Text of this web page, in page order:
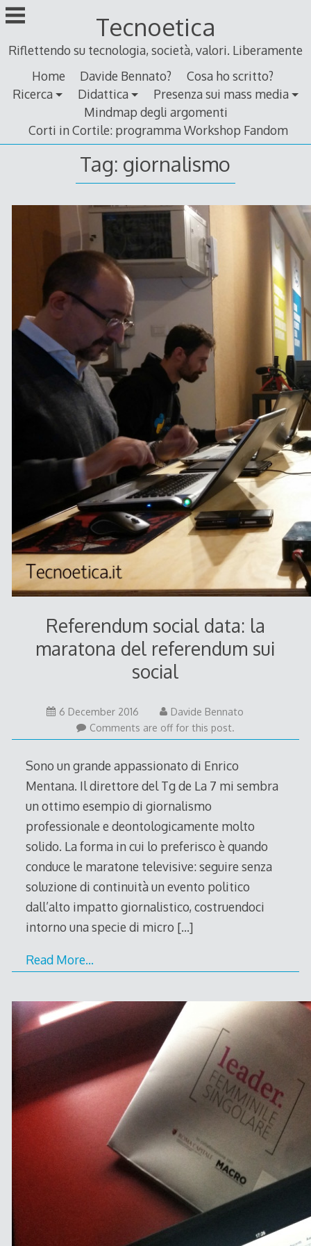
Skip
to
Tecnoetica
Riflettendo su tecnologia, società, valori. Liberamente
Home
Davide Bennato?
Cosa ho scritto?
Ricerca
Didattica
Presenza sui mass media
Mindmap degli argomenti
Corti in Cortile: programma Workshop Fandom
Tag: giornalismo
Referendum social data: la
maratona del referendum sui
social
6 December 20166
December
2016
Davide Bennato
Comments are off for this post.
Sono un grande appassionato di Enrico
Mentana. Il direttore del Tg de La 7 mi sembra
un ottimo esempio di giornalismo
professionale e deontologicamente molto
solido. La forma in cui lo preferisco è quando
conduce le maratone televisive: seguire senza
soluzione di continuità un evento politico
dall’alto impatto giornalistico, costruendoci
intorno una specie di micro […]
Read More…